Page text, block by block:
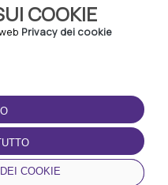
COOKIE
Privacy dei cookie
COOKIE
SCARICA L'APP